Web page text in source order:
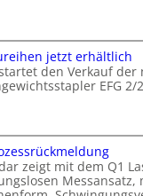
jetzt erhältlich
den Verkauf der
EFG 2/
zeigt mit dem Q1
Messansatz,